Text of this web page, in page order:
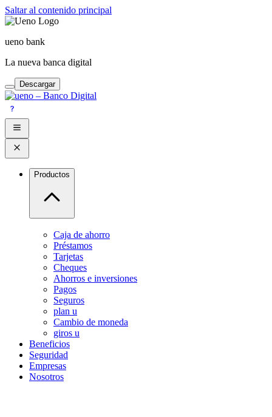
Saltar al contenido principal
ueno bank
La nueva banca digital
Descargar
Productos
Caja de ahorro
Préstamos
Tarjetas
Cheques
Ahorros e inversiones
Pagos
Seguros
plan u
Cambio de moneda
giros u
Beneficios
Seguridad
Empresas
Nosotros